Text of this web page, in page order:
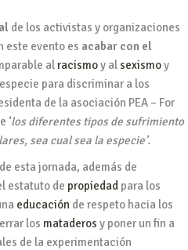
de los activistas y organizaciones
este evento es acabar con el
alracismoy al sexismoy
para discriminar a los
de la asociación PEA – For
‘los diferentes tipos de sufrimiento
sea cual sea la especie’.
esta jornada, además de
estatuto de propiedadpara los
educación de respeto hacia los
los mataderos y poner un fin a
de la experimentación